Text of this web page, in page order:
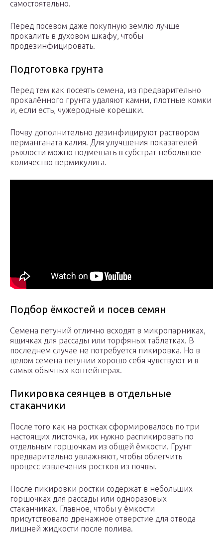
самостоятельно.
Перед посевом даже покупную землю лучше
прокалить в духовом шкафу, чтобы
продезинфицировать.
Подготовка грунта
Перед тем как посеять семена, из предварительно
прокалённого грунта удаляют камни, плотные комки
и, если есть, чужеродные корешки.
Почву дополнительно дезинфицируют раствором
перманганата калия. Для улучшения показателей
рыхлости можно подмешать в субстрат небольшое
количество вермикулита.
Подбор ёмкостей и посев семян
Семена петуний отлично всходят в микропарниках,
ящичках для рассады или торфяных таблетках. В
последнем случае не потребуется пикировка. Но в
целом семена петунии хорошо себя чувствуют и в
самых обычных контейнерах.
Пикировка сеянцев в отдельные
стаканчики
После того как на ростках сформировалось по три
настоящих листочка, их нужно распикировать по
отдельным горшочкам из общей ёмкости. Грунт
предварительно увлажняют, чтобы облегчить
процесс извлечения ростков из почвы.
После пикировки ростки содержат в небольших
горшочках для рассады или одноразовых
стаканчиках. Главное, чтобы у ёмкости
присутствовало дренажное отверстие для отвода
лишней жидкости после полива.